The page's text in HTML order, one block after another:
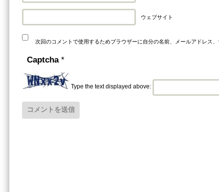
ウェブサイト
次回のコメントで使用するためブラウザーに自分の名前、メールアドレス
Captcha *
Type the text displayed above: